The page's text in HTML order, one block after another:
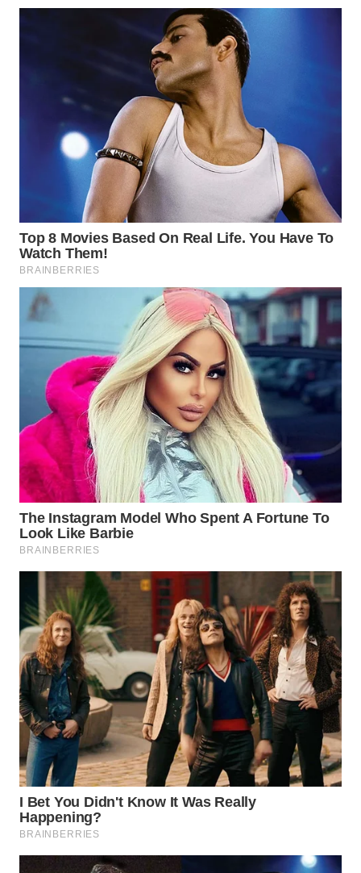
BOROBUDUR
WN
MADURA
WN
NATUNA
WN
BINTAN
WN
MANDALIKA
WN
LIKUPANG
WN
LABUANBAJO
WN
BORNEO
Wahana
Media
Group
WAHANA
NEWS
WAHANA